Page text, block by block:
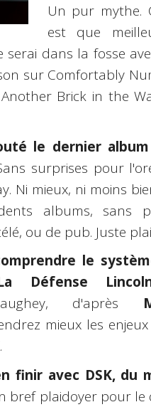
Un pur mythe.
est que
serai dans la fosse
sur Comfortably
Brick in the
le dernier
surprises pour
Ni mieux, ni moins
albums, sans
ou de pub. Juste
le
Défense
d'après
mieux les
finir avec DSK, du
bref plaidoyer pour